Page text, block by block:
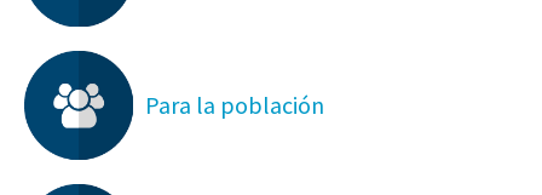
Para la población